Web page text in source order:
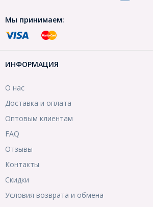
Мы принимаем:
ИНФОРМАЦИЯ
О нас
Доставка и оплата
Оптовым клиентам
FAQ
Отзывы
Контакты
Скидки
Условия возврата и обмена